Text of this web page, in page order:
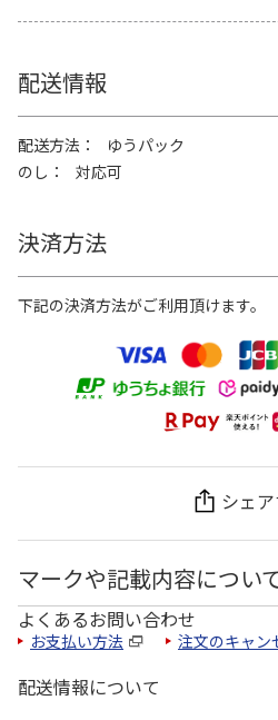
配送情報
配送方法
ゆうパック
のし
対応可
決済方法
下記の決済方法がご利用頂けます。
シェ
マークや記載内容につい
よくあるお問い合わせ
お支払い方法 注文のキャン
配送情報について